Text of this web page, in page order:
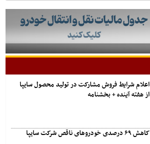
اعلام شرایط فروش مشارکت در تولید محصول سایپا
از هفته آینده + بخشنامه
کاهش ۶۹ درصدی خودروهای ناقص شرکت سایپا